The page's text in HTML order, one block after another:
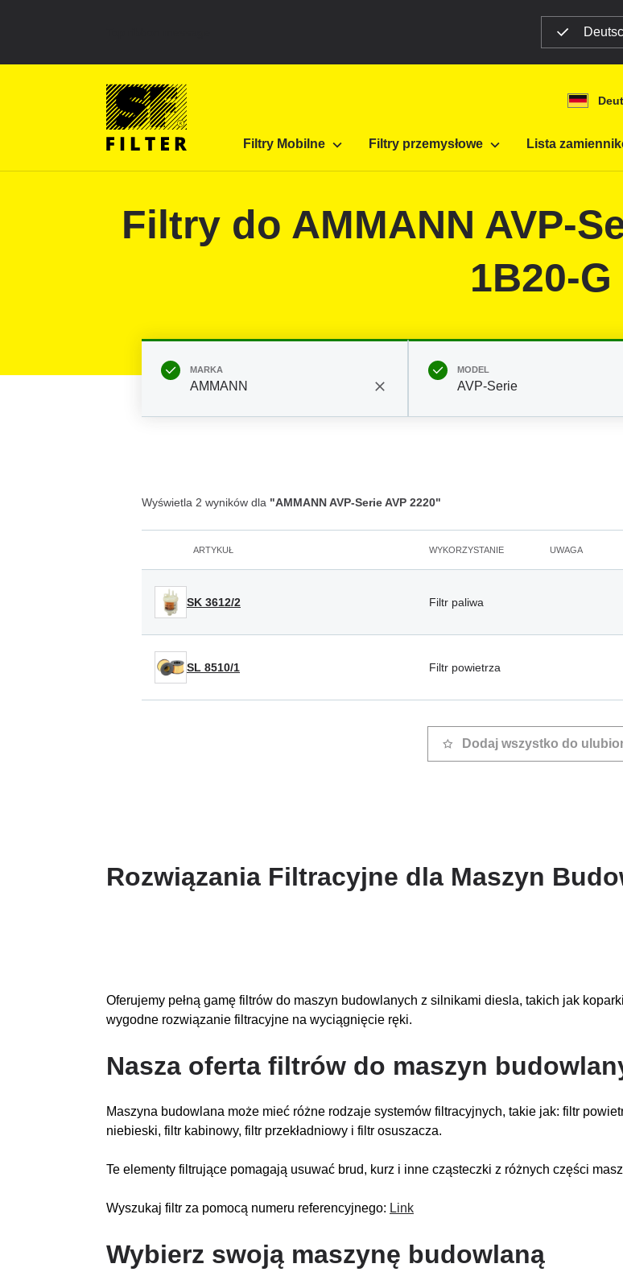
Filtry Mobilne Filtry przemysłowe Lista
Strona główna SF Filter
Filtry do AMMANN AVP-
1B20-G
MARKA
AMMANN
MODEL
AVP-Serie
Wyświetla 2 wyników dla "AMMANN AVP-Serie AVP 2220"
ARTYKUŁ WYKORZYSTANIE UWAGA
SK 3612/2 Filtr paliwa
SL 8510/1 Filtr powietrza
Dodaj wszystko do
Rozwiązania Filtracyjne dla Maszyn
Oferujemy pełną gamę filtrów do maszyn budowlanych z silnikami diesla, takich jak
wygodne rozwiązanie filtracyjne na wyciągnięcie ręki.
Nasza oferta filtrów do maszyn
Maszyna budowlana może mieć różne rodzaje systemów filtracyjnych, takie jak: filtr
niebieski, filtr kabinowy, filtr przekładniowy i filtr osuszacza.
Te elementy filtrujące pomagają usuwać brud, kurz i inne cząsteczki z różnych części
Wyszukaj filtr za pomocą numeru referencyjnego: Link
Wybierz swoją maszynę budowlaną